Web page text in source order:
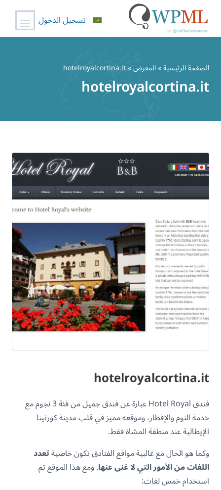
المحتوى
تسجيل الدخول
الصفحة الرئيسية»المعرض» hotelroyalcortina.it
hotelroyalcortina.it
hotelroyalcortina.it
فندق Hotel Royal عبارة عن فندق جميل من فئة 3 نجوم مع
خدمة النوم والإفطار، وموقعه مميز في قلب مدينة كورتينا
الإيطالية عند منطقة المشاة فقط.
وكما هو الحال مع غالبية مواقع الفنادق تكون خاصيةتعدد
اللغات من الأمور التي لا غنى عنها. ومع هذا الموقع تم
استخدام خمس لغات: